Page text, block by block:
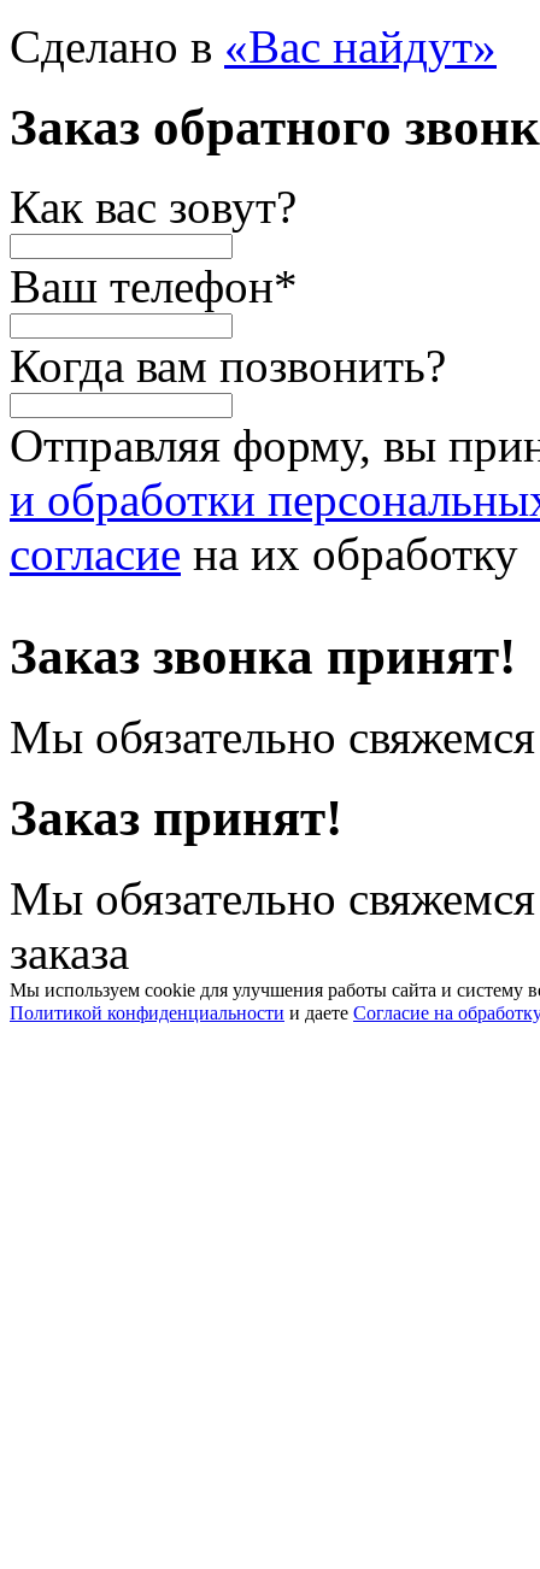
Сделано в «Вас найдут»
Заказ обратного
Как вас зовут?
Ваш телефон*
Когда вам позвонить?
Отправляя форму, вы
и обработки
согласие на их обработку
Заказ звонка принят!
Мы обязательно
Заказ принят!
Мы обязательно
заказа
Мы используем cookie для улучшения работы сайта и систему
Политикой конфиденциальности и даете Согласие на